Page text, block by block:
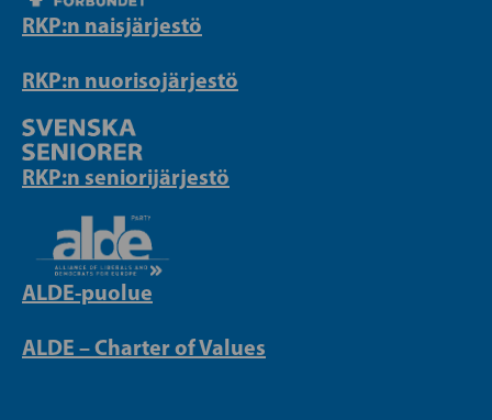
RKP:n naisjärjestö
RKP:n nuorisojärjestö
RKP:n seniorijärjestö
ALDE-puolue
ALDE – Charter of Values